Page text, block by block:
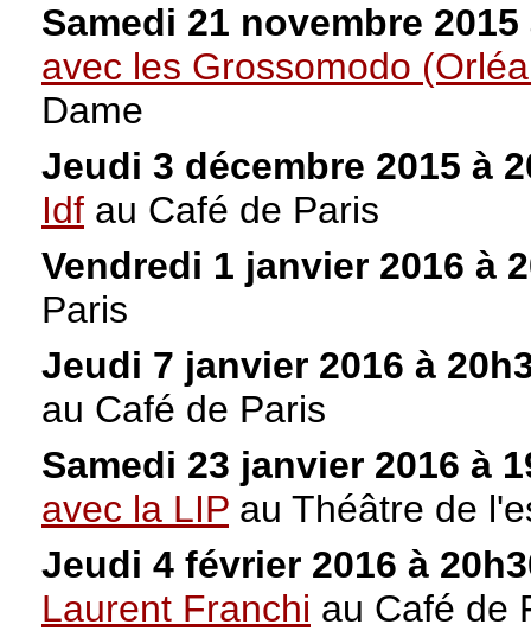
Samedi 21 novembre
avec les Grossomodo
Dame
Jeudi 3 décembre 2015 à
Idf au Café de Paris
Vendredi 1 janvier 2016 à
Paris
Jeudi 7 janvier 2016 à
au Café de Paris
Samedi 23 janvier 2016 à
avec la LIP au Théâtre de
Jeudi 4 février 2016 à
Laurent Franchi au Café de